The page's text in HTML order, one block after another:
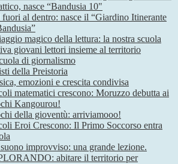
nasce “Bandusia 10"
al dentro: nasce il “Giardino Itinerante
magico della lettura: la nostra scuola
giovani lettori insieme al territorio
di giornalismo
della Preistoria
emozioni e crescita condivisa
matematici crescono: Moruzzo debutta ai
Kangourou!
della gioventù: arriviamooo!
Eroi Crescono: Il Primo Soccorso entra
improvviso: una grande lezione.
abitare il territorio per